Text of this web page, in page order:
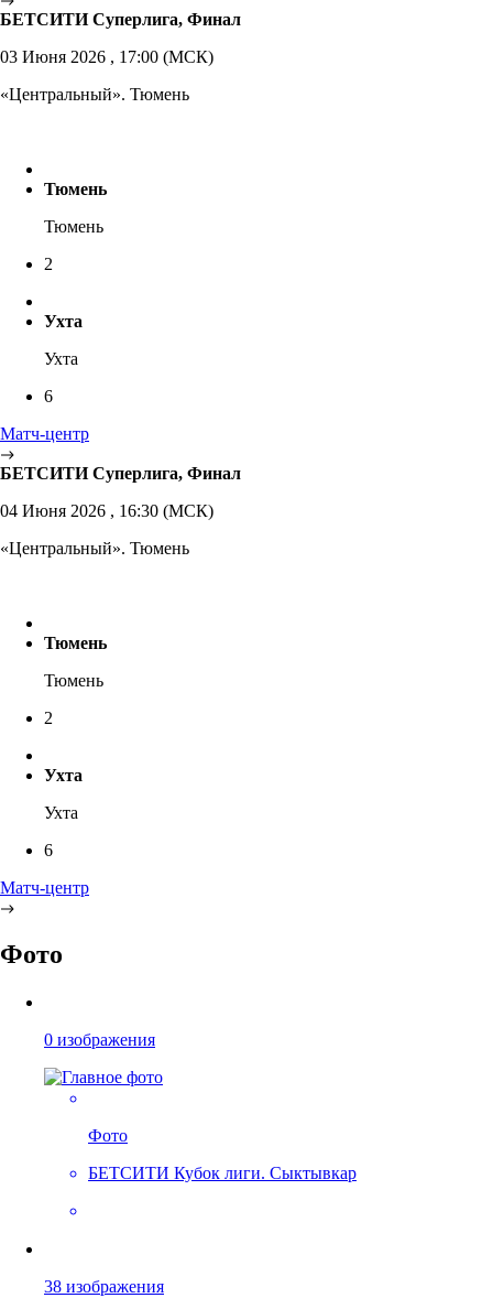
БЕТСИТИ Суперлига, Финал
03 Июня 2026 , 17:00 (МСК)
«Центральный». Тюмень
Тюмень
Тюмень
2
Ухта
Ухта
6
Матч-центр
БЕТСИТИ Суперлига, Финал
04 Июня 2026 , 16:30 (МСК)
«Центральный». Тюмень
Тюмень
Тюмень
2
Ухта
Ухта
6
Матч-центр
Фото
0 изображения
Фото
БЕТСИТИ Кубок лиги. Сыктывкар
38 изображения